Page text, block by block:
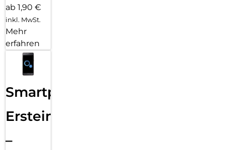
ab 1,90 €
inkl. MwSt.
Mehr
erfahren
Smartphone
Ersteinrichtung
–